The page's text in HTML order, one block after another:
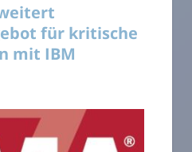
für kritische
mit IBM